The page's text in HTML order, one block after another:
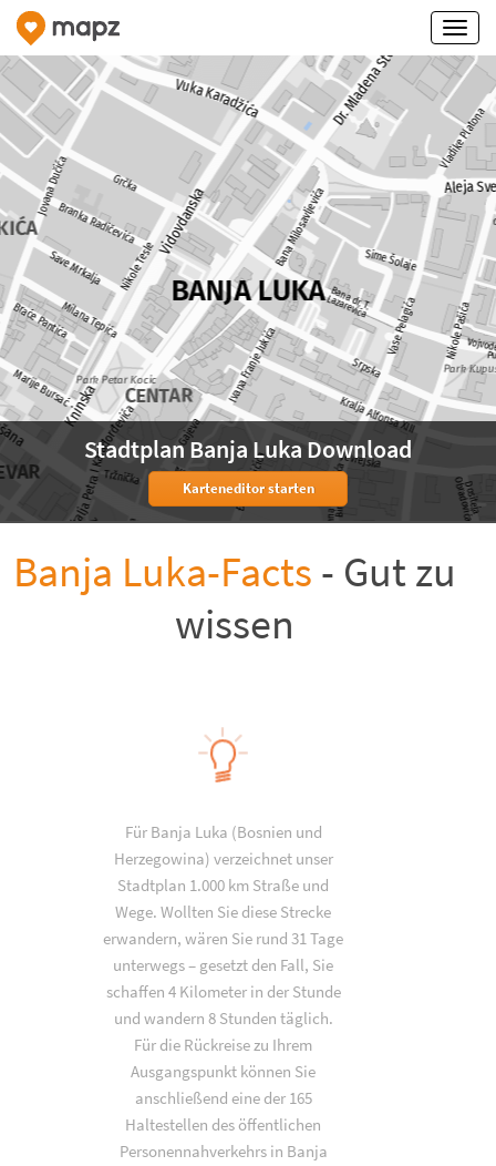
Stadtplan Banja Luka Download
Karteneditor starten
Banja Luka-Facts - Gut zu
wissen
Für Banja Luka (Bosnien und
Herzegowina) verzeichnet unser
Stadtplan 1.000 km Straße und
Wege. Wollten Sie diese Strecke
erwandern, wären Sie rund 31 Tage
unterwegs – gesetzt den Fall, Sie
schaffen 4 Kilometer in der Stunde
und wandern 8 Stunden täglich.
Für die Rückreise zu Ihrem
Ausgangspunkt können Sie
anschließend eine der 165
Haltestellen des öffentlichen
Personennahverkehrs in Banja